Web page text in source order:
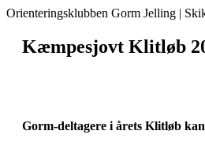
Orienteringsklubben Gorm Jelling |
Kæmpesjovt Klitløb
Gorm-deltagere i årets Klitløb